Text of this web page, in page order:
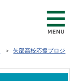
＞矢部高校応援プロジ